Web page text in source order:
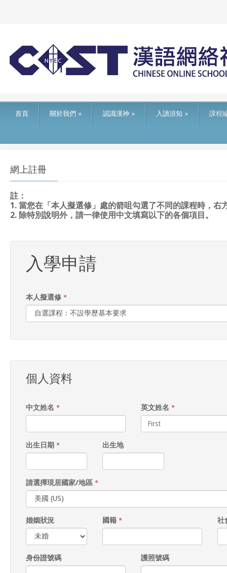
首頁 關於我們 » 認識漢神 » 入讀須知 » 課程
網上註冊
註：
1. 當您在「本人擬選修」處的箭咀勾選了不同的課程時，
2. 除特別說明外，請一律使用中文填寫以下的各個項目。
入學申請
本人擬選修 *
個人資料
中文姓名 * 英文姓名 *
出生日期 * 出生地
請選擇現居國家/地區 *
婚姻狀況 國籍* 社
身份證號碼 護照號碼